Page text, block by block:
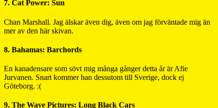
7. Cat Power: Sun
Chan Marshall. Jag älskar även dig, även om jag förväntade mig än
mer av den här skivan.
8. Bahamas: Barchords
En kanadensare som sövt mig många gånger detta år är Afie
Jurvanen. Snart kommer han dessutom till Sverige, dock ej
Göteborg. :(
9. The Wave Pictures: Long Black Cars